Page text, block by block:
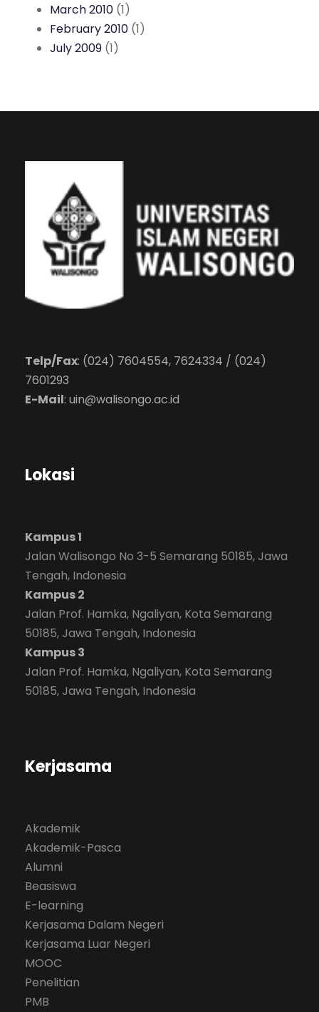
March 2010 (1)
February 2010 (1)
July 2009 (1)
Telp/Fax: (024) 7604554, 7624334 / (024)
7601293
E-Mail: uin@walisongo.ac.id
Lokasi
Kampus 1
Jalan Walisongo No 3-5 Semarang 50185, Jawa
Tengah, Indonesia
Kampus 2
Jalan Prof. Hamka, Ngaliyan, Kota Semarang
50185, Jawa Tengah, Indonesia
Kampus 3
Jalan Prof. Hamka, Ngaliyan, Kota Semarang
50185, Jawa Tengah, Indonesia
Kerjasama
Akademik
Akademik-Pasca
Alumni
Beasiswa
E-learning
Kerjasama Dalam Negeri
Kerjasama Luar Negeri
MOOC
Penelitian
PMB